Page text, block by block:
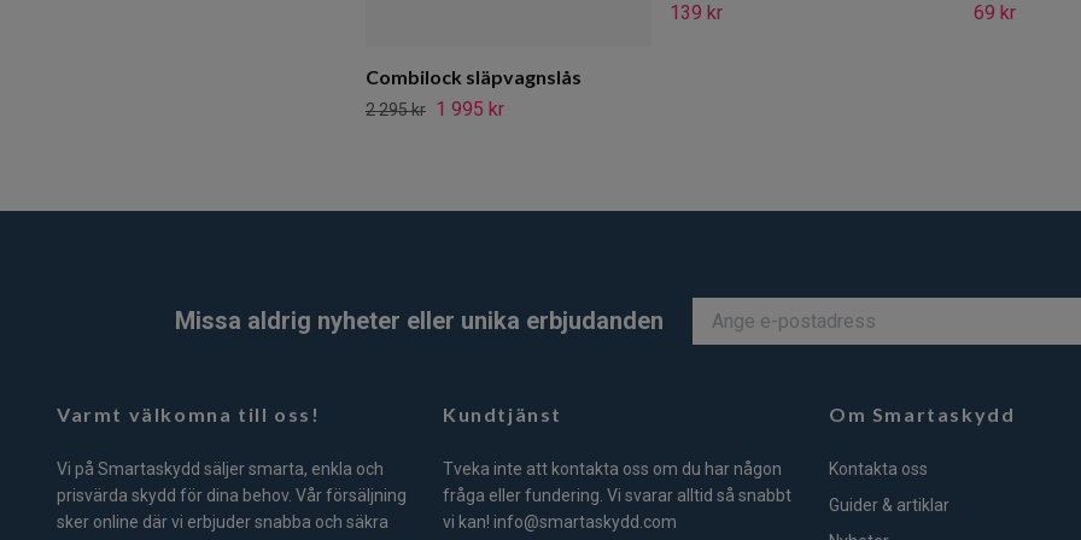
Combilock släpvagnslås
2 295 kr 1 995 kr
139 kr
69 kr
Missa aldrig nyheter eller unika erbjudanden
Varmt välkomna till oss!
Vi på Smartaskydd säljer smarta, enkla och
prisvärda skydd för dina behov. Vår försäljning
sker online där vi erbjuder snabba och säkra
Kundtjänst
Tveka inte att kontakta oss om du har någon
fråga eller fundering. Vi svarar alltid så snabbt
vi kan! info@smartaskydd.com
Om Smartaskydd
Kontakta oss
Guider & artiklar